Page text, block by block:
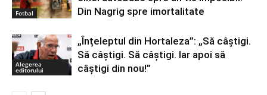
Fotbal
Din Nagrig spre imortalitate
Alegerea
editorului
„Înțeleptul din Hortaleza”: „Să câștigi.
Să câștigi. Să câștigi. Iar apoi să
câștigi din nou!”